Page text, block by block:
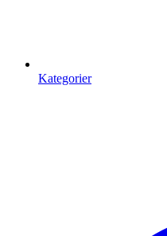
Kategorier